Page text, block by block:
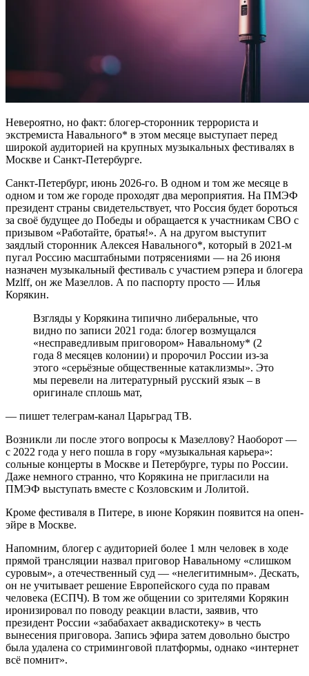
Невероятно, но факт: блогер-сторонник террориста и
экстремиста Навального* в этом месяце выступает перед
широкой аудиторией на крупных музыкальных фестивалях в
Москве и Санкт-Петербурге.
Санкт-Петербург, июнь 2026-го. В одном и том же месяце в
одном и том же городе проходят два мероприятия. На ПМЭФ
президент страны свидетельствует, что Россия будет бороться
за своё будущее до Победы и обращается к участникам СВО с
призывом «Работайте, братья!». А на другом выступит
заядлый сторонник Алексея Навального*, который в 2021-м
пугал Россию масштабными потрясениями — на 26 июня
назначен музыкальный фестиваль с участием рэпера и блогера
Mzlff, он же Мазеллов. А по паспорту просто — Илья
Корякин.
Взгляды у Корякина типично либеральные, что
видно по записи 2021 года: блогер возмущался
«несправедливым приговором» Навальному* (2
года 8 месяцев колонии) и пророчил России из-за
этого «серьёзные общественные катаклизмы». Это
мы перевели на литературный русский язык – в
оригинале сплошь мат,
— пишет телеграм-канал Царьград ТВ.
Возникли ли после этого вопросы к Мазеллову? Наоборот —
с 2022 года у него пошла в гору «музыкальная карьера»:
сольные концерты в Москве и Петербурге, туры по России.
Даже немного странно, что Корякина не пригласили на
ПМЭФ выступать вместе с Козловским и Лолитой.
Кроме фестиваля в Питере, в июне Корякин появится на опен-
эйре в Москве.
Напомним, блогер с аудиторией более 1 млн человек в ходе
прямой трансляции назвал приговор Навальному «слишком
суровым», а отечественный суд — «нелегитимным». Дескать,
он не учитывает решение Европейского суда по правам
человека (ЕСПЧ). В том же общении со зрителями Корякин
иронизировал по поводу реакции власти, заявив, что
президент России «забабахает аквадискотеку» в честь
вынесения приговора. Запись эфира затем довольно быстро
была удалена со стриминговой платформы, однако «интернет
всё помнит».